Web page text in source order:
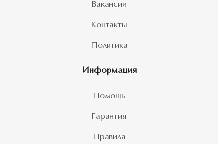
Вакансии
Контакты
Политика
Информация
Помощь
Гарантия
Правила